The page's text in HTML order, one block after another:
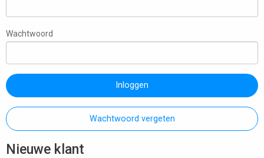
Wachtwoord
Inloggen
Wachtwoord vergeten
Nieuwe klant